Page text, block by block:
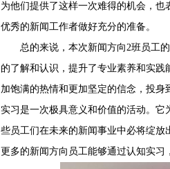
为他们提供了这样一次难得的机会，
优秀的新闻工作者做好充分的准备。
总的来说，本次新闻方向2班员工
的了解和认识，提升了专业素养和实
加饱满的热情和更加坚定的信念，投
实习是一次极具意义和价值的活动。
些员工们在未来的新闻事业中必将绽
更多的新闻方向员工能够通过认知实